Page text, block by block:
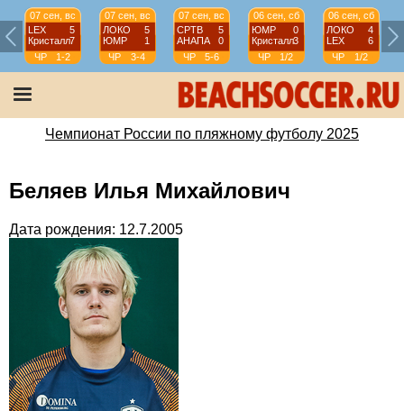
07 сен, вс
LEX
5
Кристалл7
ЧР
1-2
07 сен, вс
ЛОКО
5
ЮМР
1
ЧР
3-4
07 сен, вс
СРТВ
5
АНАПА
0
ЧР
5-6
06 сен, сб
ЮМР
0
Кристалл3
ЧР
1/2
06 сен, сб
ЛОКО
4
LEX
6
ЧР
1/2
Чемпионат России по пляжному футболу 2025
Беляев Илья Михайлович
Дата рождения: 12.7.2005